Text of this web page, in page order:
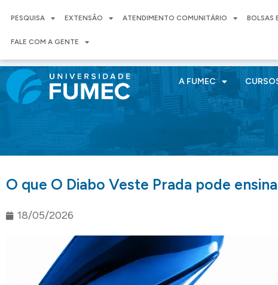
PESQUISA EXTENSÃO ATENDIMENTO COMUNITÁRIO BOLSAS
FALE COM A GENTE
A FUMEC
O que O Diabo Veste Prada pode
18/05/2026